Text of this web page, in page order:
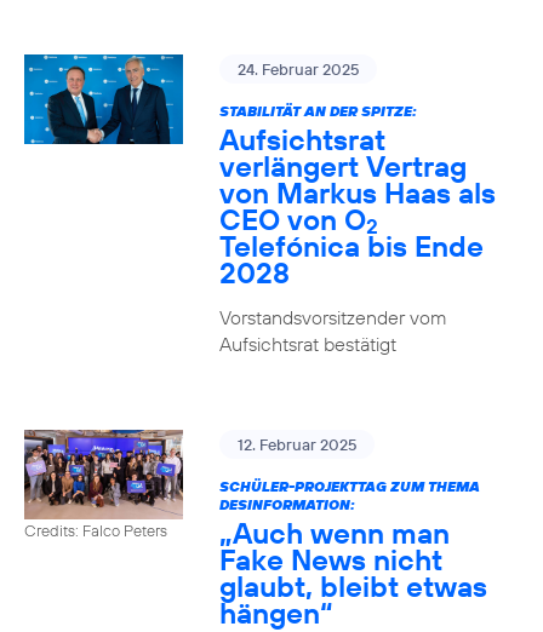
24. Februar 2025
STABILITÄT AN DER SPITZE:
Aufsichtsrat
verlängert Vertrag
von Markus Haas als
CEO von O2
Telefónica bis Ende
2028
Vorstandsvorsitzender vom
Aufsichtsrat bestätigt
Credits: Falco Peters
12. Februar 2025
SCHÜLER-PROJEKTTAG ZUM THEMA
DESINFORMATION:
„Auch wenn man
Fake News nicht
glaubt, bleibt etwas
hängen“